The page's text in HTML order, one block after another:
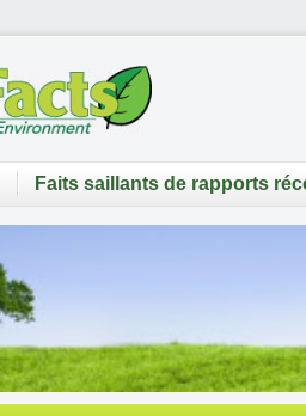
Faits saillants de rapports